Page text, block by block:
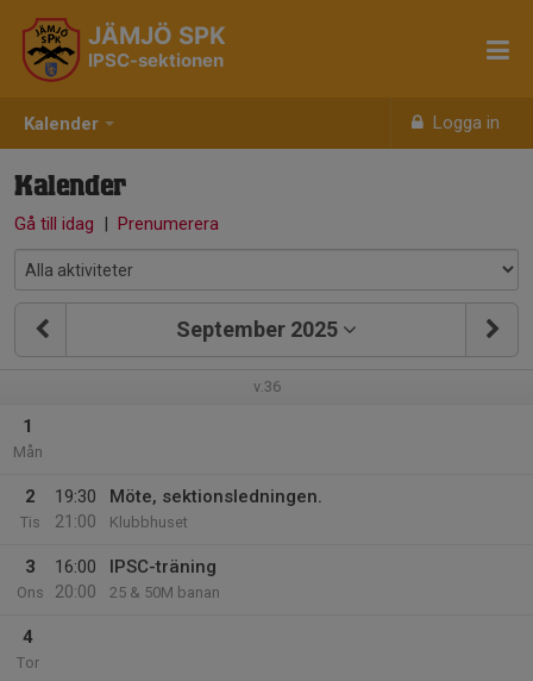
Kalender Logga in
JÄMJÖ SPK
IPSC-sektionen
Kalender
Gå till idag | Prenumerera
September 2025
v.36
1
Mån
2
Tis
19:30
21:00
Möte, sektionsledningen.
Klubbhuset
3
Ons
16:00
20:00
IPSC-träning
25 & 50M banan
4
Tor